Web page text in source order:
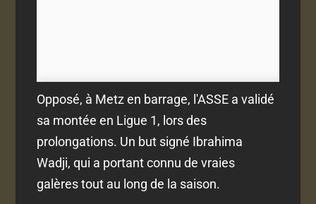
Opposé, à Metz en barrage, l'ASSE a validé
sa montée en Ligue 1, lors des
prolongations. Un but signé Ibrahima
Wadji, qui a portant connu de vraies
galères tout au long de la saison.